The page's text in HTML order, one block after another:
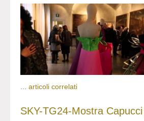
articoli correlati
SKY-TG24-Mostra